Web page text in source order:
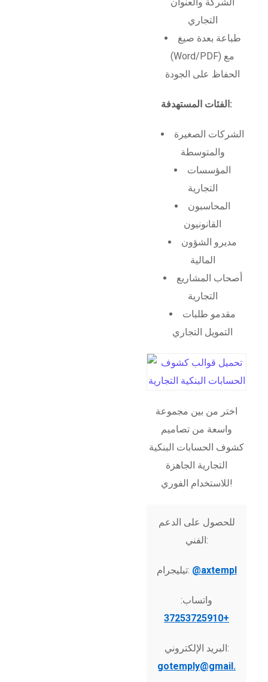
التجاري
طباعة بعدة صيغ
(Word/PDF) مع
الحفاظ على الجودة
الفئات المستهدفة:
الشركات الصغيرة
والمتوسطة
المؤسسات
التجارية
المحاسبون
القانونيون
مديرو الشؤون
المالية
أصحاب المشاريع
التجارية
مقدمو طلبات
التمويل التجاري
اختر من بين مجموعة
واسعة من تصاميم
كشوف الحسابات البنكية
التجارية الجاهزة
للاستخدام الفوري!
للحصول على الدعم
الفني:
تيليجرام: @axtempl
واتساب:
+37253725910
البريد الإلكتروني:
gotemply@gmail.